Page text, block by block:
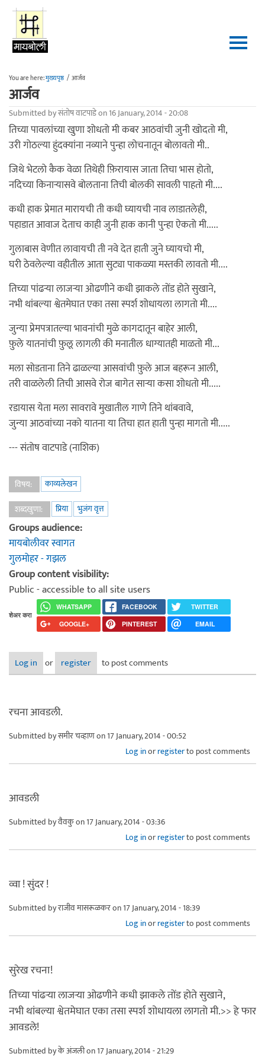
Skip to main content
You are here:मुख्यपृष्ठ / आर्जव
आर्जव
Submitted byसंतोष वाटपाडेon 16 January, 2014 - 20:08
तिच्या पावलांच्या खुणा शोधतो मी कबर आठवांची जुनी खोदतो मी,
उरी गोठल्या हुंदक्यांना नव्याने पुन्हा लोचनातून बोलावतो मी..
जिथे भेटलो कैक वेळा तिथेही फ़िरायास जाता तिचा भास होतो,
नदिच्या किनार्‍यासवे बोलताना तिची बोलकी सावली पाहतो मी....
कधी हाक प्रेमात मारायची ती कधी घ्यायची नाव लाडातलेही,
पहाडात आवाज देताच काही जुनी हाक कानी पुन्हा ऐकतो मी.....
गुलाबास वेणीत लावायची ती नवे देत हाती जुने घ्यायचो मी,
घरी ठेवलेल्या वहीतील आता सुट्या पाकळ्या मस्तकी लावतो मी....
तिच्या पांढर्‍या लाजर्‍या ओढणीने कधी झाकले तोंड होते सुखाने,
नभी थांबल्या श्वेतमेघात एका तसा स्पर्श शोधायला लागतो मी....
जुन्या प्रेमपत्रातल्या भावनांची मुळे कागदातून बाहेर आली,
फ़ुले यातनांची फ़ुलू लागली की मनातील धाग्यातही माळतो मी...
मला सोडताना तिने ढाळल्या आसवांची फ़ुले आज बहरून आली,
तरी वाळलेली तिची आसवे रोज बागेत सार्‍या कसा शोधतो मी.....
रडायास येता मला सावरावे मुखातील गाणे तिने थांबवावे,
जुन्या आठवांच्या नको यातना या तिचा हात हाती पुन्हा मागतो मी.....
--- संतोष वाटपाडे (नाशिक)
विषय:
काव्यलेखन
शब्दखुणा:
प्रिया भुजंग वृत्त
Groups audience:
मायबोलीवर स्वागत
गुलमोहर - गझल
Group content visibility:
Public - accessible to all site users
शेअर करा
WHATSAPP FACEBOOK
TWITTER
GOOGLE+
PINTEREST EMAIL
Log in or register to post comments
रचना आवडली.
Submitted byसमीर चव्हाणon 17 January, 2014 - 00:52
Log inorregisterto post comments
आवडली
Submitted byवैवकुon 17 January, 2014 - 03:36
Log inorregisterto post comments
व्वा ! सुंदर !
Submitted byराजीव मासरूळकरon 17 January, 2014 - 18:39
Log inorregisterto post comments
सुरेख रचना!
तिच्या पांढर्‍या लाजर्‍या ओढणीने कधी झाकले तोंड होते सुखाने,
नभी थांबल्या श्वेतमेघात एका तसा स्पर्श शोधायला लागतो मी.>> हे फार
आवडले!
Submitted byके अंजलीon 17 January, 2014 - 21:29